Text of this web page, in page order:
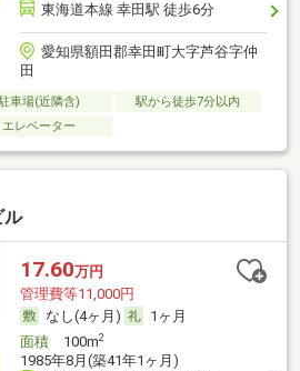
東海道本線 幸田駅 徒歩6分
愛知県額田郡幸田町大字芦谷字仲
田
車場(近隣含)
駅から徒歩7分以内
エレベーター
ル
17.60万円
管理費等11,000円
なし(4ヶ月)
1ヶ月
面積100m2
1985年8月(築41年1ヶ月)